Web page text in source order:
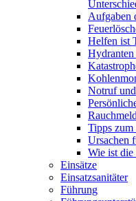
Aufgaben
Helfen ist
Notruf
Tipps zum
Ursachen
Wie ist die
Einsätze
Einsatzsanitäter
Führung